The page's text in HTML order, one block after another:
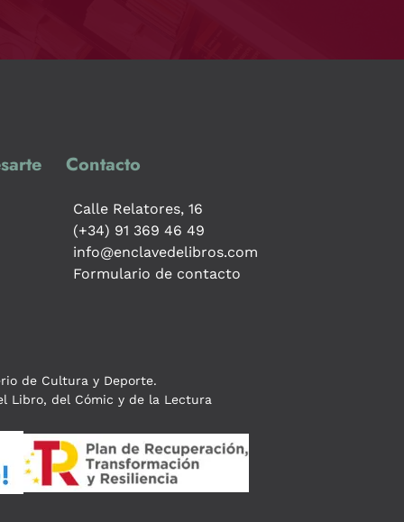
Contacto
Calle Relatores, 16
(+34) 91 369 46 49
info@enclavedelibros.com
Formulario de contacto
de Cultura y Deporte.
Libro, del Cómic y de la Lectura